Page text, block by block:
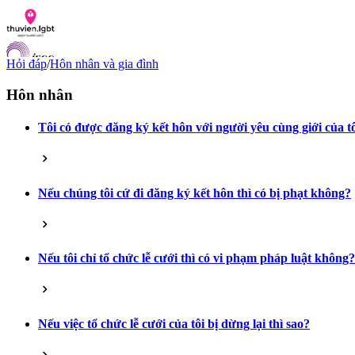
Danh sách tài liệu
Liên lạc
EN
Hỏi đáp/Hôn nhân và gia đình
Hôn nhân
Tôi có được đăng ký kết hôn với người yêu cùng giới của
Nếu chúng tôi cứ đi đăng ký kết hôn thì có bị phạt không?
Nếu tôi chỉ tổ chức lễ cưới thì có vi phạm pháp luật không?
Nếu việc tổ chức lễ cưới của tôi bị dừng lại thì sao?